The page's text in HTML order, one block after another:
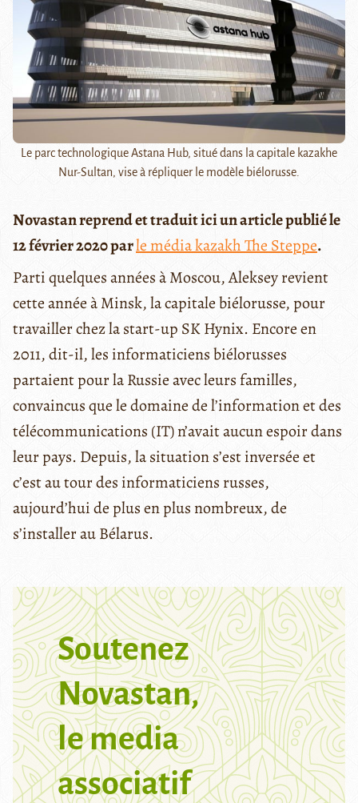
Le parc technologique Astana Hub, situé dans la capitale kazakhe
Nur-Sultan, vise à répliquer le modèle biélorusse.
Novastan reprend et traduit ici un article publié le
12 février 2020 parle média kazakh The Steppe.
Parti quelques années à Moscou, Aleksey revient
cette année à Minsk, la capitale biélorusse, pour
travailler chez la start-up SK Hynix. Encore en
2011, dit-il, les informaticiens biélorusses
partaient pour la Russie avec leurs familles,
convaincus que le domaine de l’information et des
télécommunications (IT) n’avait aucun espoir dans
leur pays. Depuis, la situation s’est inversée et
c’est au tour des informaticiens russes,
aujourd’hui de plus en plus nombreux, de
s’installer au Bélarus.
Soutenez
Novastan,
le media
associatif